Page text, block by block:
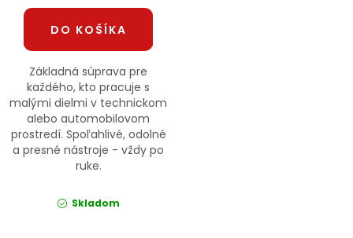
DO KOŠÍKA
Základná súprava pre
každého, kto pracuje s
malými dielmi v technickom
alebo automobilovom
prostredí. Spoľahlivé, odolné
a presné nástroje - vždy po
ruke.
Skladom